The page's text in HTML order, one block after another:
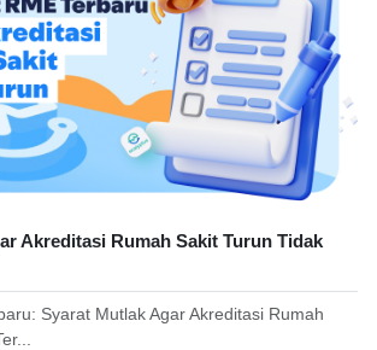
Akreditasi Rumah Sakit Turun Tidak
Syarat Mutlak Agar Akreditasi Rumah